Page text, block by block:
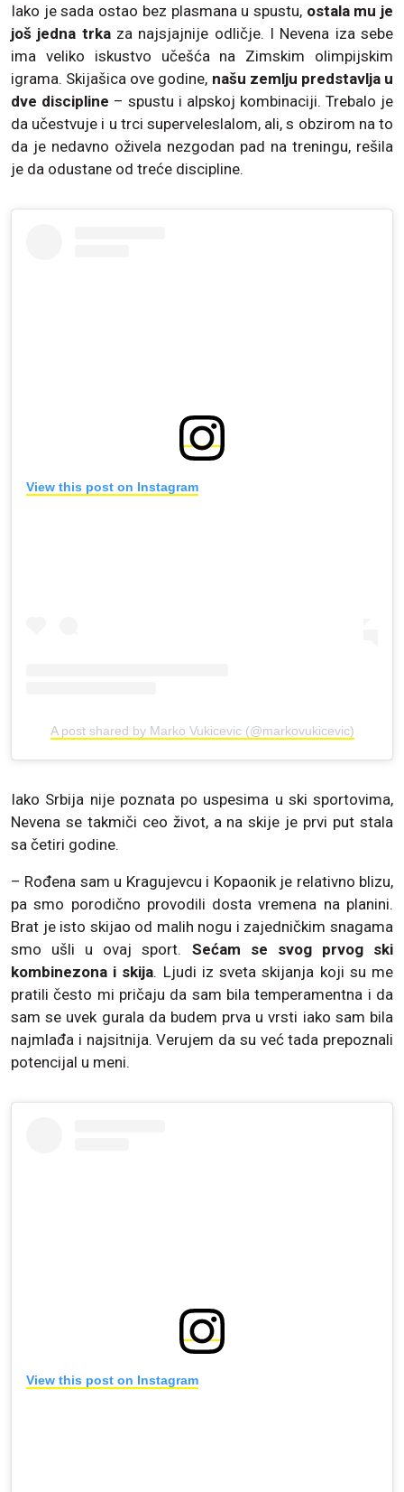
Iako je sada ostao bez plasmana u spustu, ostala mu je
još jedna trkaza najsjajnije odličje. I Nevena iza sebe
ima veliko iskustvo učešća na Zimskim olimpijskim
igrama. Skijašica ove godine, našu zemlju predstavlja u
dve discipline – spustu i alpskoj kombinaciji. Trebalo je
da učestvuje i u trci superveleslalom, ali, s obzirom na to
da je nedavno oživela nezgodan pad na treningu, rešila
je da odustane od treće discipline.
View this post on Instagram
A post shared by Marko Vukicevic (@markovukicevic)
Iako Srbija nije poznata po uspesima u ski sportovima,
Nevena se takmiči ceo život, a na skije je prvi put stala
sa četiri godine.
– Rođena sam u Kragujevcu i Kopaonik je relativno blizu,
pa smo porodično provodili dosta vremena na planini.
Brat je isto skijao od malih nogu i zajedničkim snagama
smo ušli u ovaj sport. Sećam se svog prvog ski
kombinezona i skija. Ljudi iz sveta skijanja koji su me
pratili često mi pričaju da sam bila temperamentna i da
sam se uvek gurala da budem prva u vrsti iako sam bila
najmlađa i najsitnija. Verujem da su već tada prepoznali
potencijal u meni.
View this post on Instagram